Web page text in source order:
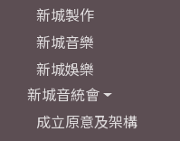
新城製作
新城音樂
新城娛樂
新城音統會
成立原意及架構